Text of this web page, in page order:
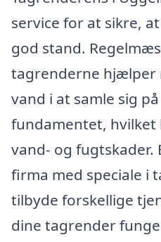
service for at sikre,
god stand.
tagrenderne hjælper
vand i at samle sig
fundamentet, hvilket
vand- og fugtskader.
firma med speciale i
tilbyde forskellige
dine tagrender